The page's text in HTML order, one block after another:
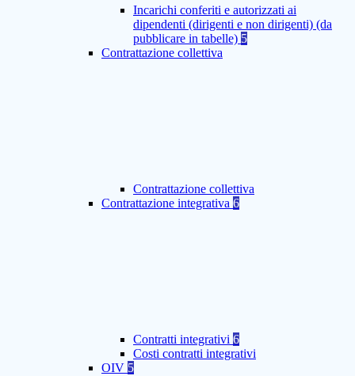
Incarichi conferiti e autorizzati ai
dipendenti (dirigenti e non dirigenti) (da
pubblicare in tabelle) 5
Contrattazione collettiva
Contrattazione collettiva
Contrattazione integrativa 6
Contratti integrativi 6
Costi contratti integrativi
OIV 5